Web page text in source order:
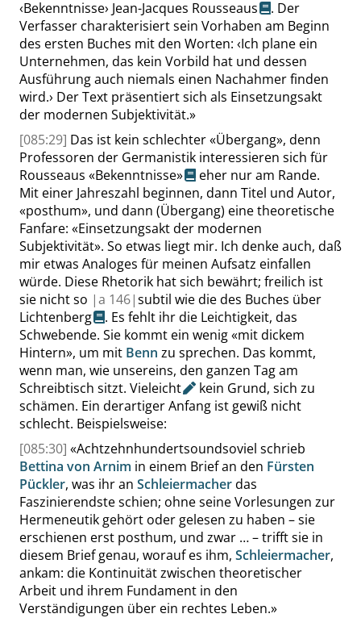
‹Bekenntnisse› Jean-Jacques Rousseaus
. Der
Verfasser charakterisiert sein Vorhaben am Beginn
des ersten Buches mit den Worten: ‹Ich plane ein
Unternehmen, das kein Vorbild hat und dessen
Ausführung auch niemals einen Nachahmer finden
wird.› Der Text präsentiert sich als Einsetzungsakt
der modernen Subjektivität.»
[085:29] Das ist kein schlechter«Übergang», denn
Professoren der Germanistik interessieren sich für
Rousseaus «Bekenntnisse»
eher nur am Rande.
Mit einer Jahreszahl beginnen, dann Titel und Autor,
«posthum», und dann (Übergang) eine theoretische
Fanfare: «Einsetzungsakt der modernen
Subjektivität». So etwas liegt mir. Ich denke auch, daß
mir etwas Analoges für meinen Aufsatz einfallen
würde. Diese Rhetorik hat sich bewährt; freilich ist
sie nicht so |a 146|subtil wie die des Buches über
Lichtenberg
. Es fehlt ihr die Leichtigkeit, das
Schwebende. Sie kommt ein wenig«mit dickem
Hintern», um mit Benn zu sprechen. Das kommt,
wenn man, wie unsereins, den ganzen Tag am
Schreibtisch sitzt. Vieleicht
kein Grund, sich zu
schämen. Ein derartiger Anfang ist gewiß nicht
schlecht. Beispielsweise:
[085:30] «Achtzehnhundertsoundsoviel schrieb
Bettina von Arnim in einem Brief an den Fürsten
Pückler, was ihr an Schleiermacherdas
Faszinierendste schien; ohne seine Vorlesungen zur
Hermeneutik gehört oder gelesen zu haben – sie
erschienen erst posthum, und zwar … – trifft sie in
diesem Brief genau, worauf es ihm, Schleiermacher,
ankam: die Kontinuität zwischen theoretischer
Arbeit und ihrem Fundament in den
Verständigungen über ein rechtes Leben.»